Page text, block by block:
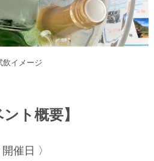
飲イメージ
ント概要】
開催日 〉